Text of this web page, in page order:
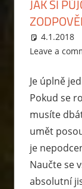
JAK SI
4.1.2018
Leave a
Je úplně
Pokud se
musíte
umět
je
Naučte se
absolutní